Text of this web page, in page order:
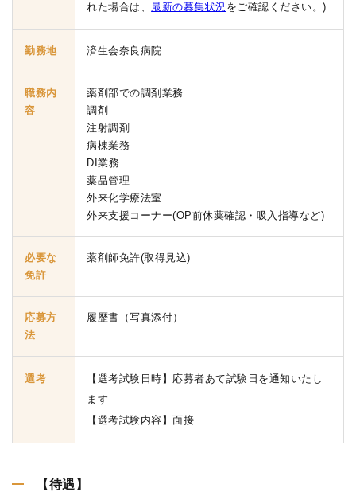
れた場合は、最新の募集状況をご確認ください。)
勤務地 済生会奈良病院
職務内
容
薬剤部での調剤業務
調剤
注射調剤
病棟業務
DI業務
薬品管理
外来化学療法室
外来支援コーナー(OP前休薬確認・吸入指導など)
必要な
免許
薬剤師免許(取得見込)
応募方
法
履歴書（写真添付）
選考
【選考試験日時】応募者あて試験日を通知いたし
ます
【選考試験内容】面接
【待遇】